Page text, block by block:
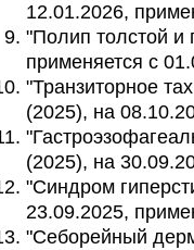
12.01.2026,
"Полип толстой и
применяется с
"Транзиторное
(2025), на
(2025), на
"Синдром
23.09.2025,
"Себорейный